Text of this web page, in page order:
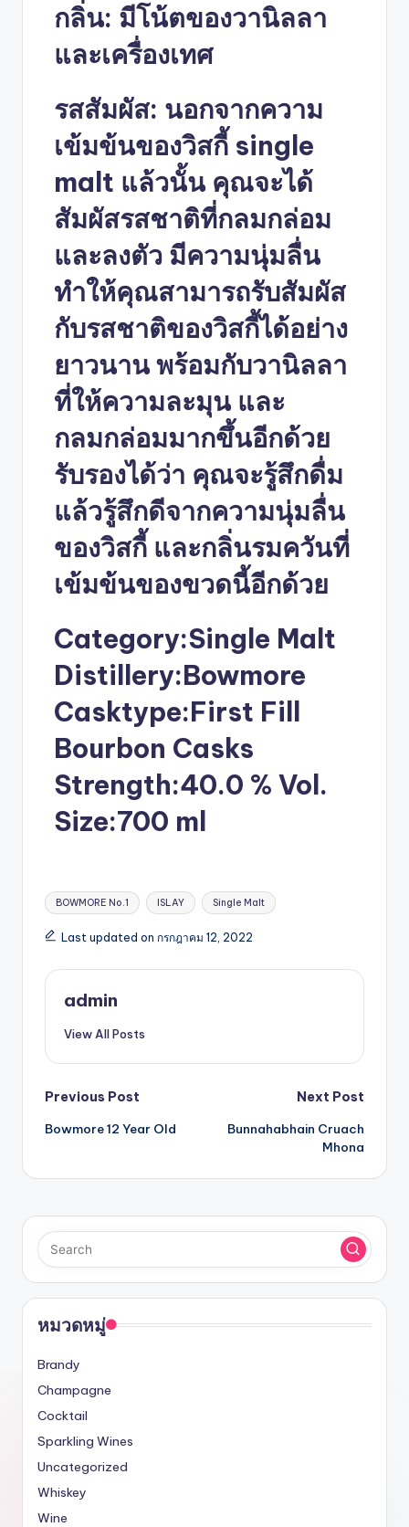
กลิ่น: มีโน้ตของวานิลลา
และเครื่องเทศ
รสสัมผัส: นอกจากความ
เข้มข้นของวิสกี้ single
malt แล้วนั้น คุณจะได้
สัมผัสรสชาติที่กลมกล่อม
และลงตัว มีความนุ่มลื่น
ทำให้คุณสามารถรับสัมผัส
กับรสชาติของวิสกี้ได้อย่าง
ยาวนาน พร้อมกับวานิลลา
ที่ให้ความละมุน และ
กลมกล่อมมากขึ้นอีกด้วย
รับรองได้ว่า คุณจะรู้สึกดื่ม
แล้วรู้สึกดีจากความนุ่มลื่น
ของวิสกี้ และกลิ่นรมควันที่
เข้มข้นของขวดนี้อีกด้วย
Category:Single Malt
Distillery:Bowmore
Casktype:First Fill
Bourbon Casks
Strength:40.0 % Vol.
Size:700 ml
BOWMORE No.1 ISLAY Single Malt
Last updated on กรกฎาคม 12, 2022
admin
View All Posts
Previous Post
Bowmore 12 Year Old
Next Post
Bunnahabhain Cruach
Mhona
หมวดหมู่
Brandy
Champagne
Cocktail
Sparkling Wines
Uncategorized
Whiskey
Wine